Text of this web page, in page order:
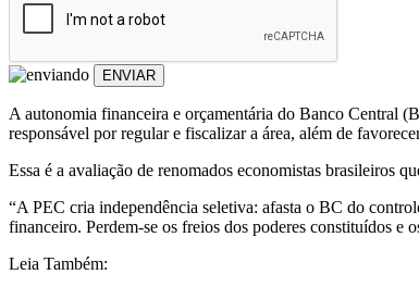
ENVIAR
A autonomia financeira e orçamentária do Banco Central
responsável por regular e fiscalizar a área, além de
Essa é a avaliação de renomados economistas brasileiros
“A PEC cria independência seletiva: afasta o BC do
financeiro. Perdem-se os freios dos poderes constituídos e
Leia Também: